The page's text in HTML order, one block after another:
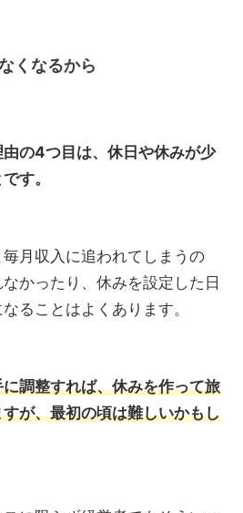
くなるから
の4つ目は、休日や休みが少
す。
月収入に追われてしまうの
かったり、休みを設定した日
ることはよくあります。
調整すれば、休みを作って旅
が、最初の頃は難しいかもし